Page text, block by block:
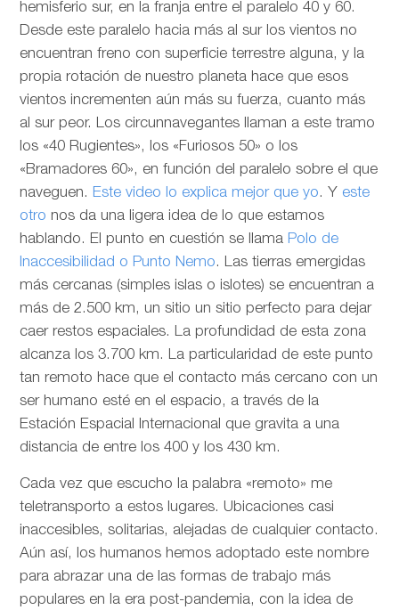
hemisferio sur, en la franja entre el paralelo 40 y 60.
Desde este paralelo hacia más al sur los vientos no
encuentran freno con superficie terrestre alguna, y la
propia rotación de nuestro planeta hace que esos
vientos incrementen aún más su fuerza, cuanto más
al sur peor. Los circunnavegantes llaman a este tramo
los «40 Rugientes», los «Furiosos 50» o los
«Bramadores 60», en función del paralelo sobre el que
naveguen. Este video lo explica mejor que yo. Y este
otro nos da una ligera idea de lo que estamos
hablando. El punto en cuestión se llama Polo de
Inaccesibilidad o Punto Nemo. Las tierras emergidas
más cercanas (simples islas o islotes) se encuentran a
más de 2.500 km, un sitio un sitio perfecto para dejar
caer restos espaciales. La profundidad de esta zona
alcanza los 3.700 km. La particularidad de este punto
tan remoto hace que el contacto más cercano con un
ser humano esté en el espacio, a través de la
Estación Espacial Internacional que gravita a una
distancia de entre los 400 y los 430 km.
Cada vez que escucho la palabra «remoto» me
teletransporto a estos lugares. Ubicaciones casi
inaccesibles, solitarias, alejadas de cualquier contacto.
Aún así, los humanos hemos adoptado este nombre
para abrazar una de las formas de trabajo más
populares en la era post-pandemia, con la idea de